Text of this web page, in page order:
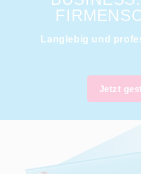
Langlebig und
Jetzt